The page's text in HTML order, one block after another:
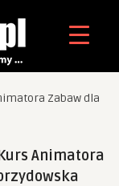
Zabaw dla
Animatora